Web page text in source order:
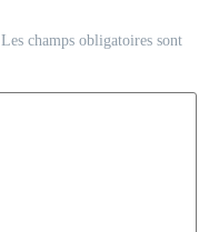
Les champs obligatoires sont